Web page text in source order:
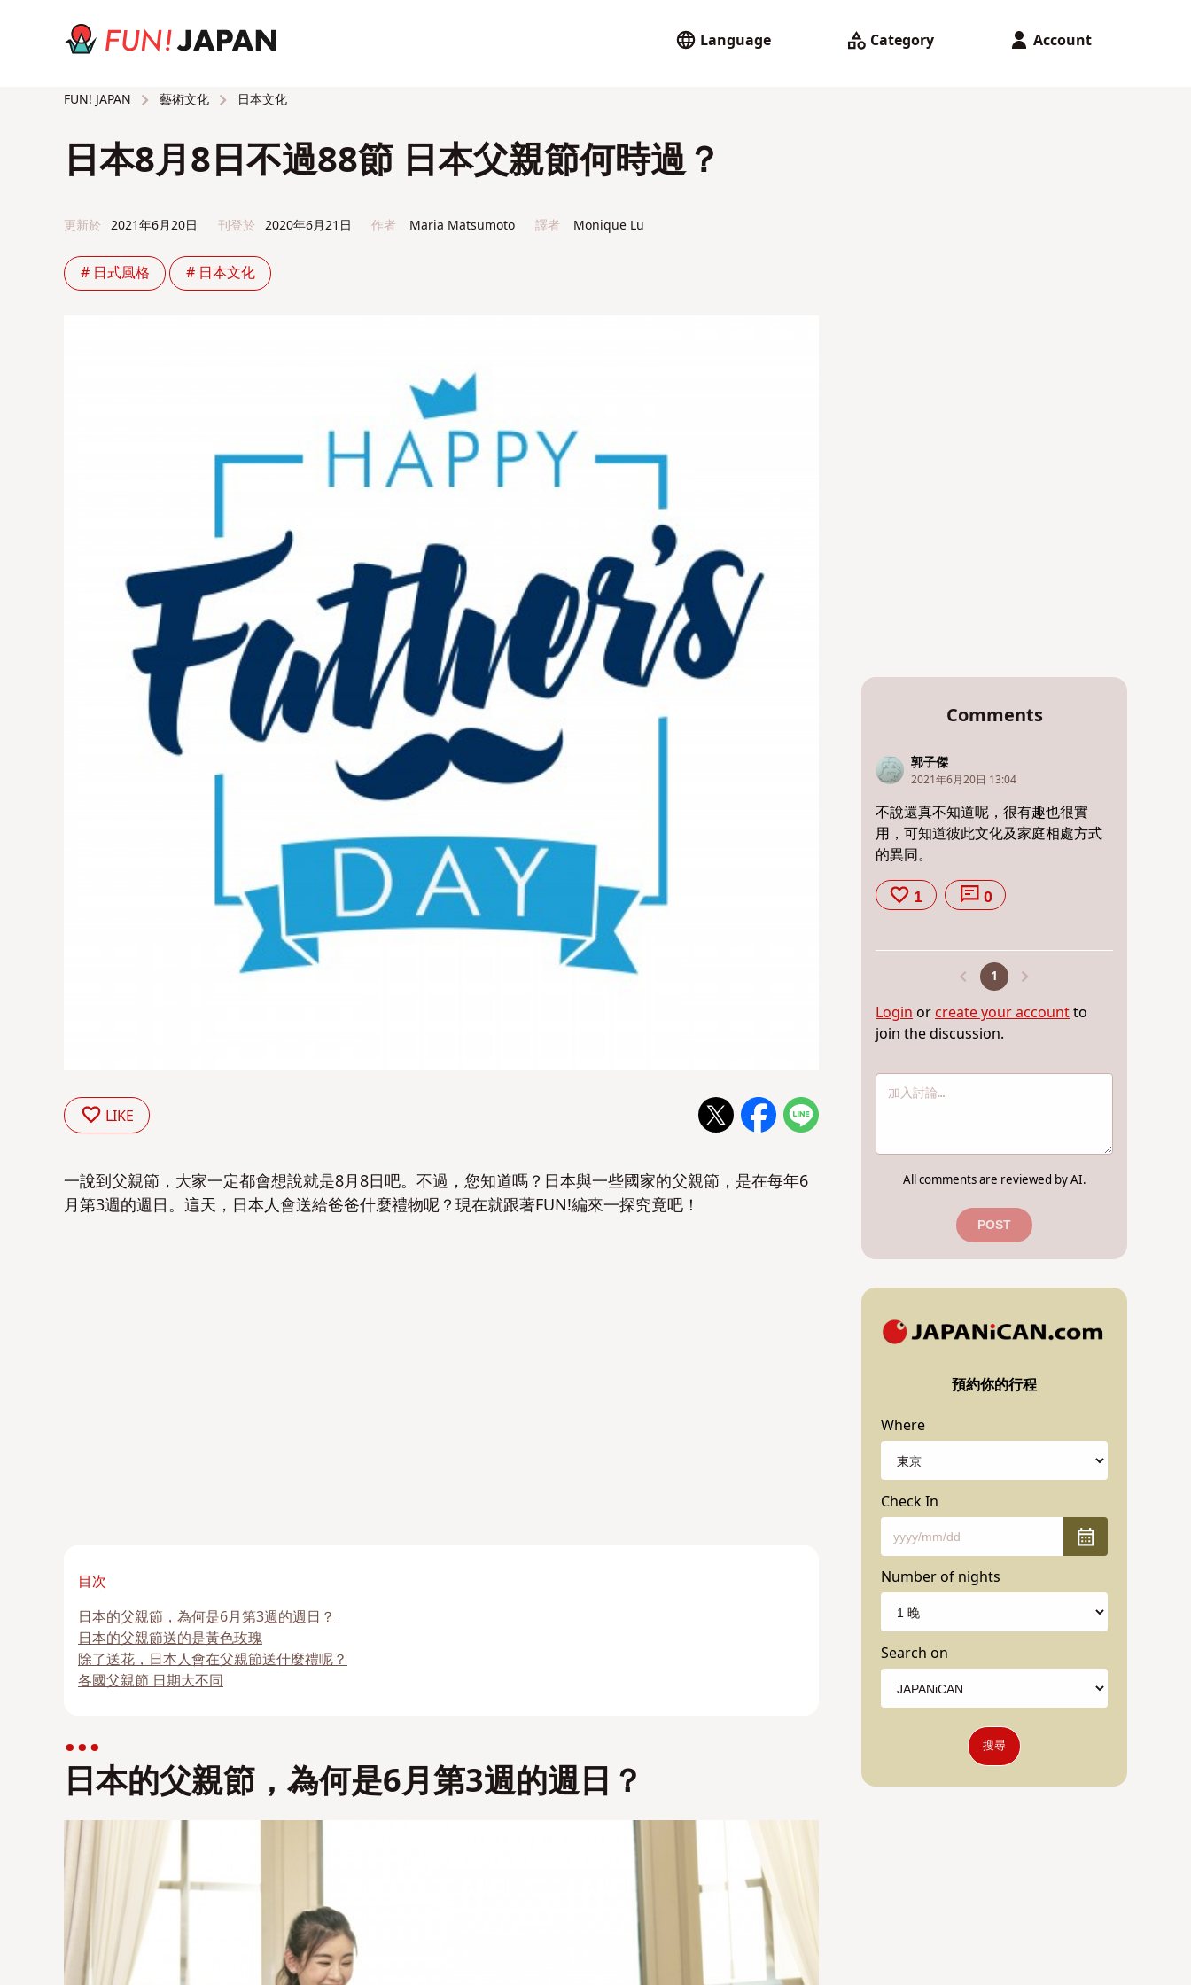
Language Category Account
FUN! JAPAN 藝術文化 日本文化
日本8月8日不過88節 日本父親節何時過？
更新於 2021年6月20日 刊登於 2020年6月21日 作者 Maria Matsumoto 譯者 Monique Lu
# 日式風格 # 日本文化
LIKE
一說到父親節，大家一定都會想說就是8月8日吧。不過，您知道嗎？日本與一些國家的父親節，是在每年6
月第3週的週日。這天，日本人會送給爸爸什麼禮物呢？現在就跟著FUN!編來一探究竟吧！
目次
日本的父親節，為何是6月第3週的週日？
日本的父親節送的是黃色玫瑰
除了送花，日本人會在父親節送什麼禮呢？
各國父親節 日期大不同
日本的父親節，為何是6月第3週的週日？
Comments
郭子傑
2021年6月20日 13:04
不說還真不知道呢，很有趣也很實
用，可知道彼此文化及家庭相處方式
的異同。
1 0
1
Loginorcreate your accountto
join the discussion.
All comments are reviewed by AI.
POST
預約你的行程
Where
Check In
Number of nights
Search on
搜尋